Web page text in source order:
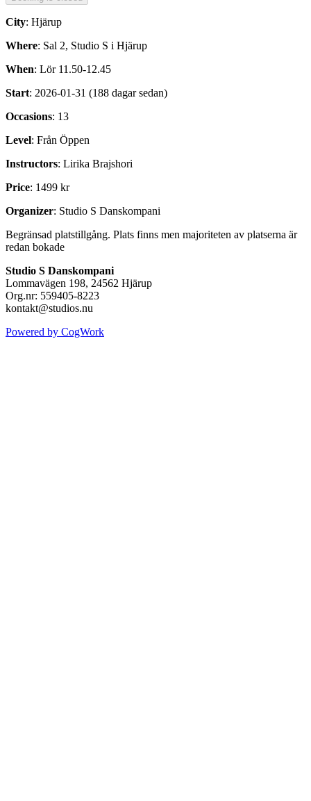
City: Hjärup
Where: Sal 2, Studio S i Hjärup
When: Lör 11.50-12.45
Start: 2026-01-31 (188 dagar sedan)
Occasions: 13
Level: Från Öppen
Instructors: Lirika Brajshori
Price: 1499 kr
Organizer: Studio S Danskompani
Begränsad platstillgång. Plats finns men majoriteten av platserna är
redan bokade
Studio S Danskompani
Lommavägen 198, 24562 Hjärup
Org.nr: 559405-8223
kontakt@studios.nu
Powered by CogWork